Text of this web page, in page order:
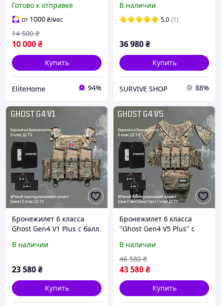
подразделений легкие
баллистические плиты
3,5 кг
Готово к отправке
от 1000₴/мес
10 000₴
14 500 ₴
Купить
EliteHome 94%
Multicam, полная
комплектация + 10
В наличии
5.0 (1)
36 980₴
Купить
SURVIVE SHOP 88%
Бронежилет 6 класса
Ghost Gen4 V1 Plus с балл.
керамическими плитами
В наличии
23 580₴
Купить
Бронежилет 6 класса
"Ghost Gen4 V5 Plus" с
сброса + 9 подсумков, с
балл. защитой 2 класса
В наличии
43 580₴
46 580 ₴
Купить